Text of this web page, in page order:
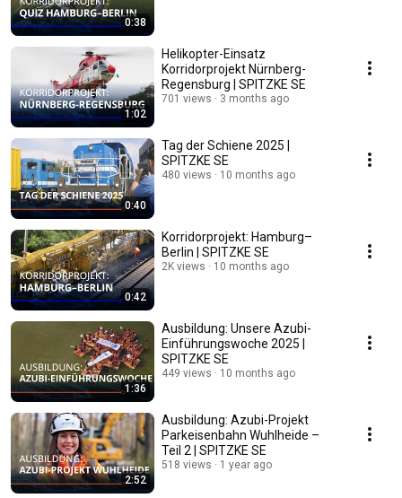
0:38
1:02
Helikopter-Einsatz
Korridorprojekt Nürnberg-
Regensburg | SPITZKE SE
701 views 3 months ago
0:40
Tag der Schiene 2025 |
SPITZKE SE
480 views 10 months ago
0:42
Korridorprojekt: Hamburg–
Berlin | SPITZKE SE
2K views 10 months ago
1:36
Ausbildung: Unsere Azubi-
Einführungswoche 2025 |
SPITZKE SE
449 views 10 months ago
2:52
Ausbildung: Azubi-Projekt
Parkeisenbahn Wuhlheide –
Teil 2 | SPITZKE SE
518 views 1 year ago